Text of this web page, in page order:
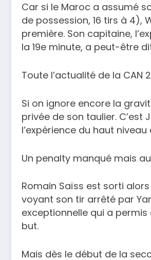
Car si le Maroc a assumé
de possession, 16 tirs à 4),
première. Son capitaine,
la 19e minute, a peut-être
Toute l’actualité de la CAN
Si on ignore encore la
privée de son taulier. C’est
l’expérience du haut
Un penalty manqué mais
Romain Saïss est sorti
voyant son tir arrêté par
exceptionnelle qui a
but.
Mais dès le début de la